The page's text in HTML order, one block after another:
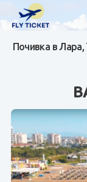
Почивки от
Почивки от
Самолетни
Визи
Почивка в